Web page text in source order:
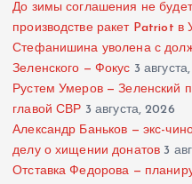
До зимы соглашения не
производстве ракет Patriot в
Стефанишина уволена с
Зеленского — Фокус 3
Рустем Умеров — Зеленский
главой СВР 3 августа, 2026
Александр Баньков — экс-
делу о хищении донатов 3
Отставка Федорова —